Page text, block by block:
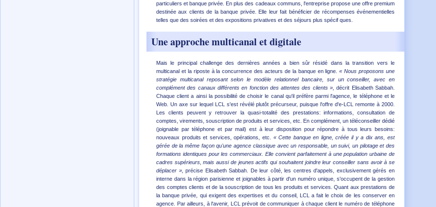
particuliers et banque privée. En plus des cadeaux communs, l'entreprise propose une offre premium
destinée aux clients de la banque privée. Elle leur fait bénéficier de récompenses événementielles
telles que des soirées et des expositions privatives et des séjours plus spécif ques.
Une approche multicanal et digitale
Mais le principal challenge des dernières années a bien sûr résidé dans la transition vers le
multicanal et la riposte à la concurrence des acteurs de la banque en ligne.« Nous proposons une
stratégie multicanal reposant selon le modèle relationnel bancaire, sur un conseiller, avec en
complément des canaux différents en fonction des attentes des clients », décrit Elisabeth Sabbah.
Chaque client a ainsi la possibilité de choisir le canal qu'il préfère parmi l'agence, le téléphone et le
Web. Un axe sur lequel LCL s'est révélé plutôt précurseur, puisque l'offre d'e-LCL remonte à 2000.
Les clients peuvent y retrouver la quasi-totalité des prestations: informations, consultation de
comptes, virements, souscription de produits et services, etc. En complément, un téléconseiller dédié
(joignable par téléphone et par mail) est à leur disposition pour répondre à tous leurs besoins:
nouveaux produits et services, opérations, etc. « Cette banque en ligne, créée il y a dix ans, est
gérée de la même façon qu'une agence classique avec un responsable, un suivi, un pilotage et des
formations identiques pour les commerciaux. Elle convient parfaitement à une population urbaine de
cadres supérieurs, mais aussi de jeunes actifs qui souhaitent joindre leur conseiller sans avoir à se
déplacer », précise Elisabeth Sabbah. De leur côté, les centres d'appels, exclusivement gérés en
interne dans la région parisienne et joignables à partir d'un numéro unique, s'occupent de la gestion
des comptes clients et de la souscription de tous les produits et services. Quant aux prestations de
la banque privée, qui exigent des expertises et du conseil, LCL a fait le choix de les conserver en
agence. Par ailleurs, à l'avenir, LCL prévoit de communiquer à chaque client le numéro de téléphone